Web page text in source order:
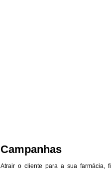
Campanhas
Atrair o cliente para a sua farmácia,